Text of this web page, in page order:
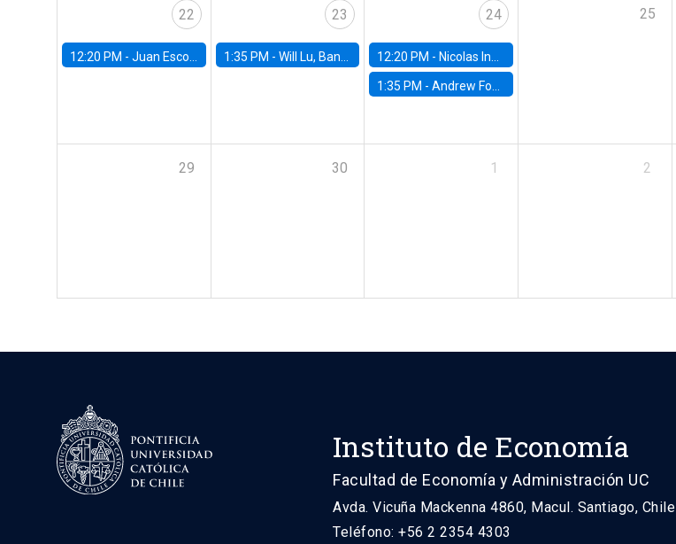
22
12:20 PM - Juan Escobar, Universidad de Chile
23
1:35 PM - Will Lu, Banco Central de Chile
24
12:20 PM - Nicolas Inostroza, Rotman School of Management, University of Toronto
1:35 PM -Andrew Foster, Brown University
25
29 30 1 2
Instituto de Economía
Facultad de Economía y Administración UC
Avda. Vicuña Mackenna 4860, Macul. Santiago, Chile
Teléfono: +56 2 2354 4303